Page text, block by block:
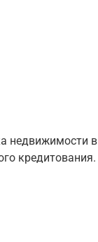
недвижимости в
кредитования.